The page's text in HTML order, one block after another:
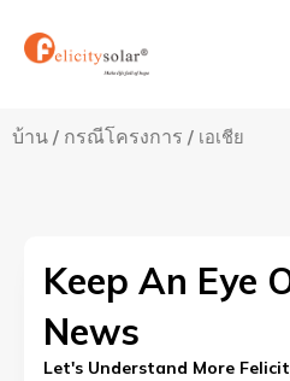
บ้าน / กรณีโครงการ / เอเชีย
Keep An Eye
News
Let's Understand More